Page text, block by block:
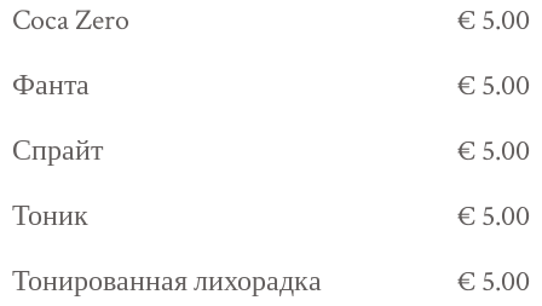
Coca Zero
€ 5.00
Фанта
€ 5.00
Спрайт
€ 5.00
Тоник
€ 5.00
Тонированная лихорадка
€ 5.00